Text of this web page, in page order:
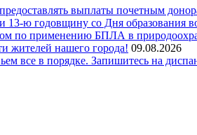
выплаты почетным
13-ю годовщину со Дня образования
по применению БПЛА в
жителей нашего города! 09.08.2026
все в порядке. Запишитесь на